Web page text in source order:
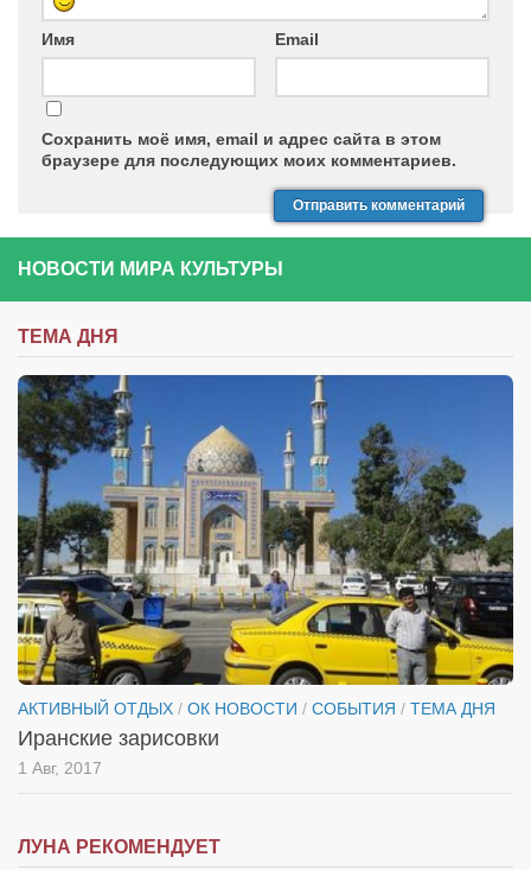
Имя Email
Сохранить моё имя, email и адрес сайта в этом
браузере для последующих моих комментариев.
НОВОСТИ МИРА КУЛЬТУРЫ
ТЕМА ДНЯ
АКТИВНЫЙ ОТДЫХ / ОК НОВОСТИ / СОБЫТИЯ / ТЕМА ДНЯ
Иранские зарисовки
1 Авг, 2017
ЛУНА РЕКОМЕНДУЕТ